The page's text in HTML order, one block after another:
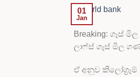
01
Jan
Breaking: ගෑස්
ලාෆ්ස් ගෑස් මිල
ඒ අනුව කිලෝග්‍රෑම්